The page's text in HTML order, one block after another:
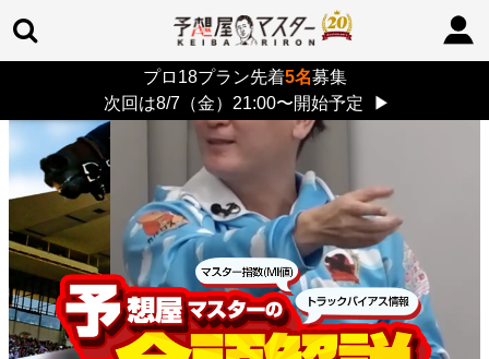
プロ18プラン先着5名募集
次回は8/7（金）21:00〜開始予定
▶
> 26/8/9 (日)